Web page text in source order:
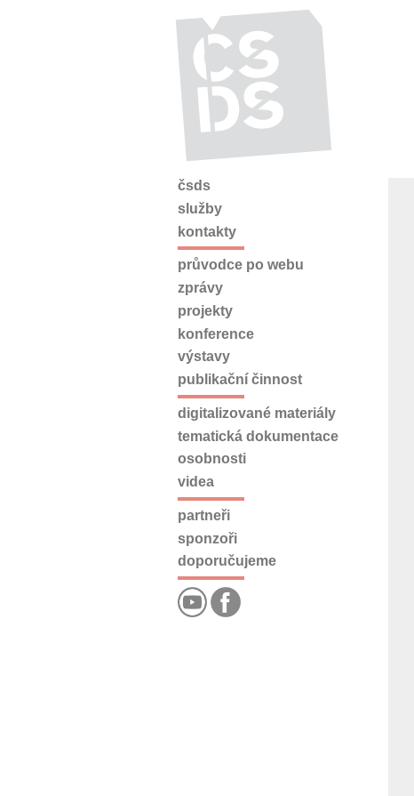
čsds
služby
kontakty
průvodce po webu
zprávy
projekty
konference
výstavy
publikační činnost
digitalizované materiály
tematická dokumentace
osobnosti
videa
partneři
sponzoři
doporučujeme